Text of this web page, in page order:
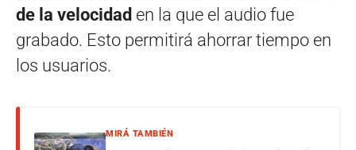
de la velocidad en la que el audio fue
grabado. Esto permitirá ahorrar tiempo en
los usuarios.
MIRÁ TAMBIÉN